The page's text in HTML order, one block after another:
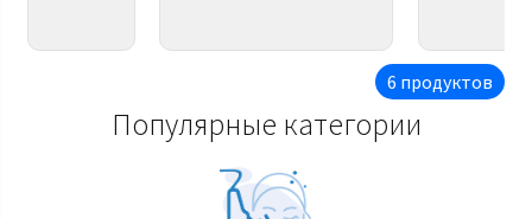
6 продуктов
Популярные категории